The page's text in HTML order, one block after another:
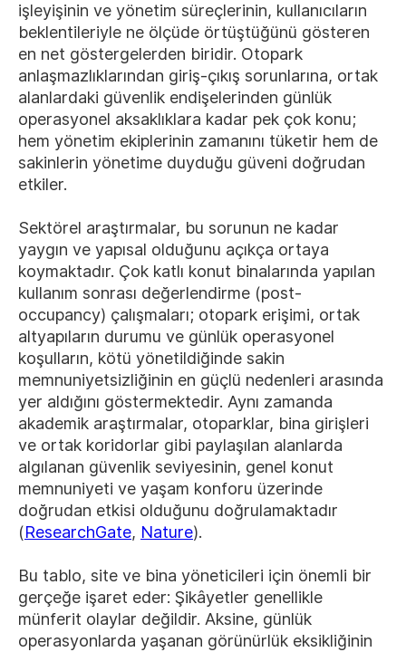
işleyişinin ve yönetim süreçlerinin, kullanıcıların
beklentileriyle ne ölçüde örtüştüğünü gösteren
en net göstergelerden biridir. Otopark
anlaşmazlıklarından giriş-çıkış sorunlarına, ortak
alanlardaki güvenlik endişelerinden günlük
operasyonel aksaklıklara kadar pek çok konu;
hem yönetim ekiplerinin zamanını tüketir hem de
sakinlerin yönetime duyduğu güveni doğrudan
etkiler.
Sektörel araştırmalar, bu sorunun ne kadar
yaygın ve yapısal olduğunu açıkça ortaya
koymaktadır. Çok katlı konut binalarında yapılan
kullanım sonrası değerlendirme (post-
occupancy) çalışmaları; otopark erişimi, ortak
altyapıların durumu ve günlük operasyonel
koşulların, kötü yönetildiğinde sakin
memnuniyetsizliğinin en güçlü nedenleri arasında
yer aldığını göstermektedir. Aynı zamanda
akademik araştırmalar, otoparklar, bina girişleri
ve ortak koridorlar gibi paylaşılan alanlarda
algılanan güvenlik seviyesinin, genel konut
memnuniyeti ve yaşam konforu üzerinde
doğrudan etkisi olduğunu doğrulamaktadır
(ResearchGate, Nature).
Bu tablo, site ve bina yöneticileri için önemli bir
gerçeğe işaret eder: Şikâyetler genellikle
münferit olaylar değildir. Aksine, günlük
operasyonlarda yaşanan görünürlük eksikliğinin